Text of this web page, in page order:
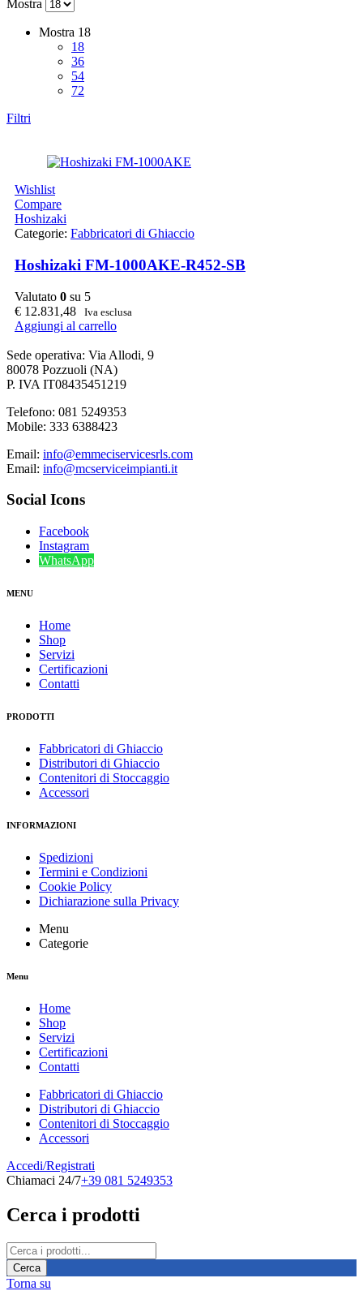
Mostra
Mostra 18
18
36
54
72
Filtri
Wishlist
Compare
Hoshizaki
Categorie: Fabbricatori di Ghiaccio
Hoshizaki FM-1000AKE-R452-SB
Valutato 0 su 5
€ 12.831,48 Iva esclusa
Aggiungi al carrello
Sede operativa: Via Allodi, 9
80078 Pozzuoli (NA)
P. IVA IT08435451219
Telefono: 081 5249353
Mobile: 333 6388423
Email: info@emmeciservicesrls.com
Email: info@mcserviceimpianti.it
Social Icons
Facebook
Instagram
WhatsApp
MENU
Home
Shop
Servizi
Certificazioni
Contatti
PRODOTTI
Fabbricatori di Ghiaccio
Distributori di Ghiaccio
Contenitori di Stoccaggio
Accessori
INFORMAZIONI
Spedizioni
Termini e Condizioni
Cookie Policy
Dichiarazione sulla Privacy
Menu
Categorie
Menu
Home
Shop
Servizi
Certificazioni
Contatti
Fabbricatori di Ghiaccio
Distributori di Ghiaccio
Contenitori di Stoccaggio
Accessori
Accedi/Registrati
Chiamaci 24/7+39 081 5249353
Cerca i prodotti
Torna su